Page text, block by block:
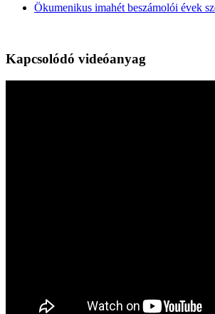
Ökumenikus imahét beszámolói évek
Kapcsolódó videóanyag